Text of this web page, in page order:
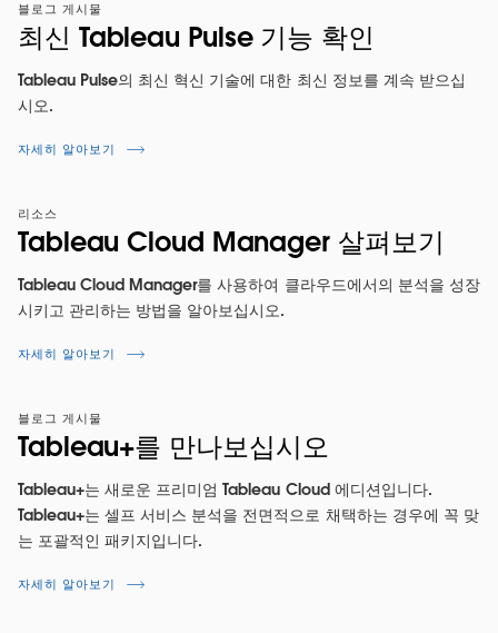
블로그 게시물
최신 Tableau Pulse 기능 확인
Tableau Pulse의 최신 혁신 기술에 대한 최신 정보를 계속 받으십
시오.
자세히 알아보기
리소스
Tableau Cloud Manager 살펴보기
Tableau Cloud Manager를 사용하여 클라우드에서의 분석을 성장
시키고 관리하는 방법을 알아보십시오.
자세히 알아보기
블로그 게시물
Tableau+를 만나보십시오
Tableau+는 새로운 프리미엄 Tableau Cloud 에디션입니다.
Tableau+는 셀프 서비스 분석을 전면적으로 채택하는 경우에 꼭 맞
는 포괄적인 패키지입니다.
자세히 알아보기